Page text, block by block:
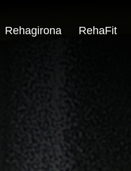
Rehagirona RehaFit